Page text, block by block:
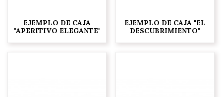
EJEMPLO DE CAJA
"APERITIVO ELEGANTE"
EJEMPLO DE CAJA "EL
DESCUBRIMIENTO"